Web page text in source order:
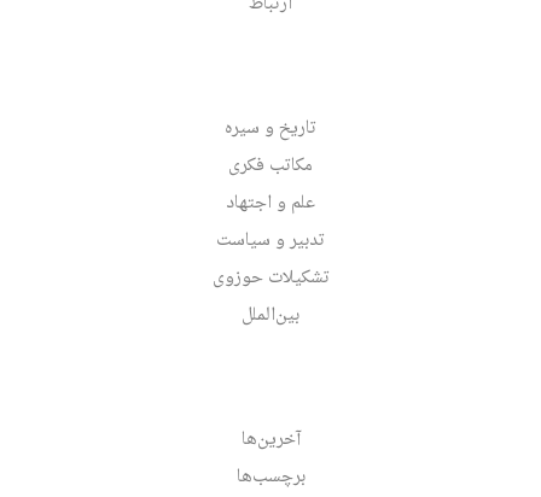
تاریخ و سیره
مکاتب فکری
علم و اجتهاد
تدبیر و سیاست
تشکیلات حوزوی
بین‌الملل
آخرین‌ها
برچسب‌ها